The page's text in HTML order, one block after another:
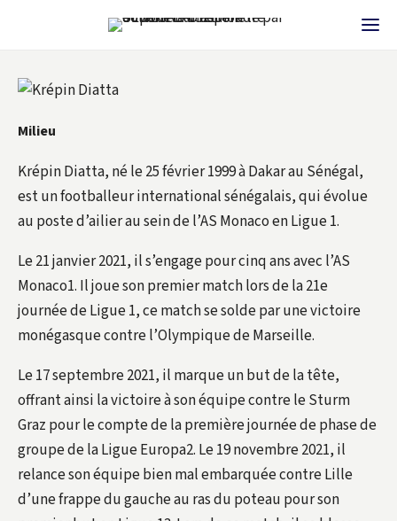
Milieu
Krépin Diatta, né le 25 février 1999 à Dakar au Sénégal,
est un footballeur international sénégalais, qui évolue
au poste d’ailier au sein de l’AS Monaco en Ligue 1.
Le 21 janvier 2021, il s’engage pour cinq ans avec l’AS
Monaco1. Il joue son premier match lors de la 21e
journée de Ligue 1, ce match se solde par une victoire
monégasque contre l’Olympique de Marseille.
Le 17 septembre 2021, il marque un but de la tête,
offrant ainsi la victoire à son équipe contre le Sturm
Graz pour le compte de la première journée de phase de
groupe de la Ligue Europa2. Le 19 novembre 2021, il
relance son équipe bien mal embarquée contre Lille
d’une frappe du gauche au ras du poteau pour son